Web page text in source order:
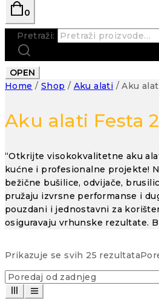
0
Pretraži:
OPEN
Home / Shop / Aku alati / Aku
Aku alati Festa
“Otkrijte visokokvalitetne aku
kućne i profesionalne projekte!
bežične bušilice, odvijače,
pružaju izvrsne performanse i
pouzdani i jednostavni za
osiguravaju vrhunske rezultate.
Prikazuje se svih 25 rezultata